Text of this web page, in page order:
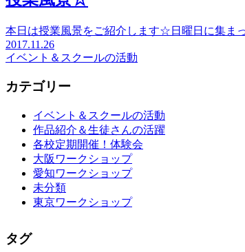
本日は授業風景をご紹介します☆日曜日に集ま
2017.11.26
イベント＆スクールの活動
カテゴリー
イベント＆スクールの活動
作品紹介＆生徒さんの活躍
各校定期開催！体験会
大阪ワークショップ
愛知ワークショップ
未分類
東京ワークショップ
タグ